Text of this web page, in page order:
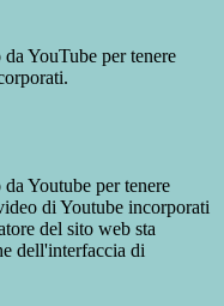
YouTube per tenere
Youtube per tenere
di Youtube incorporati
del sito web sta
dell'interfaccia di